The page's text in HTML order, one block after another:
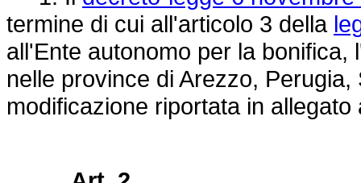
termine di cui all'articolo 3 della
all'Ente autonomo per la
nelle province di Arezzo,
modificazione riportata in